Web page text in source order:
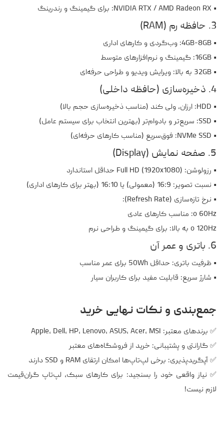
• NVIDIA RTX / AMD Radeon RX: برای گیمینگ و رندرینگ
3. حافظه رم (RAM)
• 4GB-8GB: وب‌گردی و کارهای اداری
• 16GB: گیمینگ و نرم‌افزارهای متوسط
• 32GB به بالا: ویرایش ویدیو و طراحی حرفه‌ای
4. ذخیره‌سازی (حافظه داخلی)
• HDD: ارزان، ولی کند (مناسب ذخیره‌سازی حجم بالا)
• SSD: سریع‌تر و بادوام‌تر (بهترین انتخاب برای سیستم عامل)
• NVMe SSD: فوق‌سریع (مناسب کارهای حرفه‌ای)
5. صفحه نمایش (Display)
• رزولوشن: Full HD (1920x1080) حداقل استاندارد
• نسبت تصویر: 16:9 (معمولی) یا 16:10 (بهتر برای کارهای اداری)
• نرخ تازه‌سازی (Refresh Rate):
o 60Hz: مناسب کارهای عادی
o 120Hz به بالا: برای گیمینگ و طراحی نرم
6. باتری و عمر آن
• ظرفیت باتری: حداقل 50Wh برای عمر مناسب
• شارژ سریع: قابلیت مفید برای کاربران سیار
جمع‌بندی و نکات نهایی خرید
✅ برندهای معتبر: Apple، Dell، HP، Lenovo، ASUS، Acer، MSI
✅ گارانتی و پشتیبانی: خرید از فروشگاه‌های معتبر
✅ آپگریدپذیری: برخی لپ‌تاپ‌ها امکان ارتقای RAM و SSD دارند
✅ نیاز واقعی خود را بسنجید: برای کارهای سبک، لپ‌تاپ گران‌قیمت
لازم نیست!